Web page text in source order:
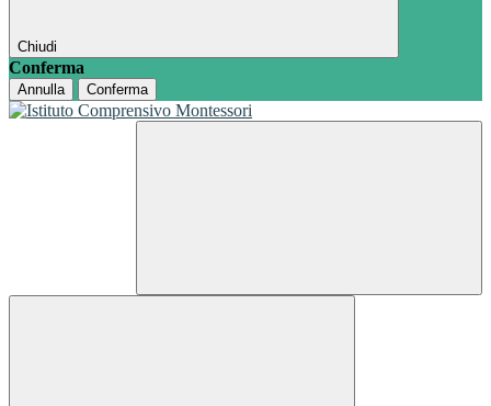
Chiudi
Conferma
Annulla Conferma